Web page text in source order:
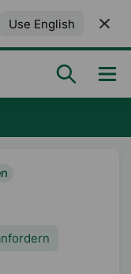
Use English